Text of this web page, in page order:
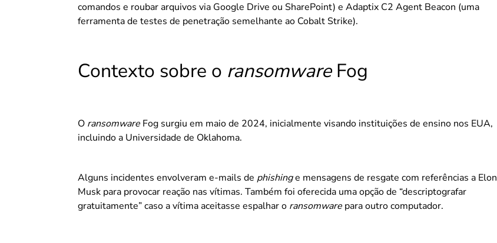
comandos e roubar arquivos via Google Drive ou SharePoint) e Adaptix C2 Agent Beacon (uma
ferramenta de testes de penetração semelhante ao Cobalt Strike).
Contexto sobre o ransomwareFog
O ransomware Fog surgiu em maio de 2024, inicialmente visando instituições de ensino nos EUA,
incluindo a Universidade de Oklahoma.
Alguns incidentes envolveram e-mails de phishinge mensagens de resgate com referências a Elon
Musk para provocar reação nas vítimas. Também foi oferecida uma opção de “descriptografar
gratuitamente” caso a vítima aceitasse espalhar o ransomware para outro computador.